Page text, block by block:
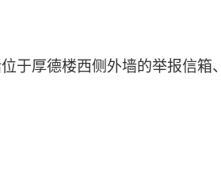
于厚德楼西侧外墙的举报信箱